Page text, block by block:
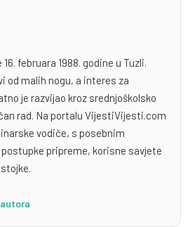
februara 1988. godine u Tuzli.
od malih nogu, a interes za
je razvijao kroz srednjoškolsko
rad. Na portalu VijestiVijesti.com
vodiče, s posebnim
pripreme, korisne savjete